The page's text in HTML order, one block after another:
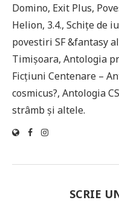
Domino, Exit Plus,
Helion, 3.4., Schițe de
povestiri SF &fantasy
Timișoara, Antologia
Ficțiuni Centenare –
cosmicus?, Antologia
strâmb și altele.
SCRIE